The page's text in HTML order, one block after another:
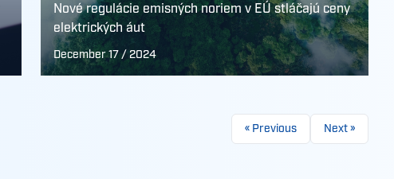
Nové regulácie emisných noriem v EÚ stláčajú ceny
elektrických áut
December 17 / 2024
« Previous Next »